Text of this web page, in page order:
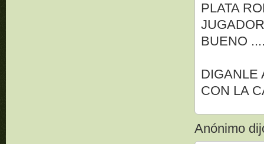
PLATA
BUENO
DIGANLE
CON LA
Anónimo